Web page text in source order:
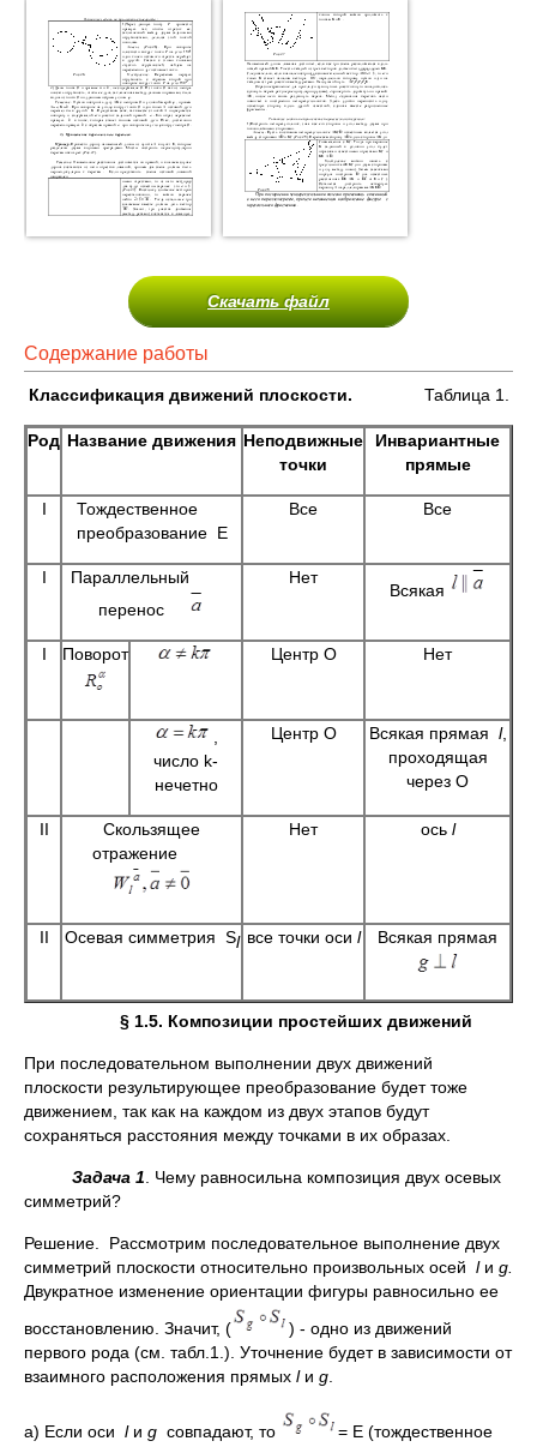
Скачать файл
Содержание работы
Классификация движений плоскости. Таблица 1.
Род Название движения Неподвижные
точки
Инвариантные
прямые
I
Тождественное
преобразование Е
Все Все
I
Параллельный
перенос
Нет
Всякая
I Поворот Центр О Нет
число k-
нечетно
Центр О Всякая прямая l,
проходящая
через О
II
Скользящее
отражение
Нет ось l
II Осевая симметрия Sl все точки оси l Всякая прямая
§ 1.5. Композиции простейших движений
При последовательном выполнении двух движений
плоскости результирующее преобразование будет тоже
движением, так как на каждом из двух этапов будут
сохраняться расстояния между точками в их образах.
Задача 1 . Чему равносильна композиция двух осевых
симметрий?
Решение. Рассмотрим последовательное выполнение двух
симметрий плоскости относительно произвольных осей lи g
Двукратное изменение ориентации фигуры равносильно ее
восстановлению. Значит, (
) - одно из движений
первого рода (см. табл.1.). Уточнение будет в зависимости от
взаимного расположения прямых l и g
а) Если оси l и g совпадают, то
= Е (тождественное